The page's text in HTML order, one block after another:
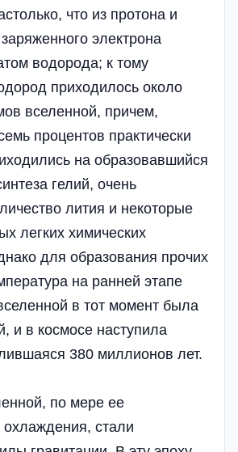
что из протона и
электрона
водорода; к тому
приходилось около
вселенной, причем,
процентов практически
на образовавшийся
гелий, очень
лития и некоторые
легких химических
для образования прочих
на ранней этапе
в тот момент была
и в космосе наступила
380 миллионов лет.
по мере ее
стали